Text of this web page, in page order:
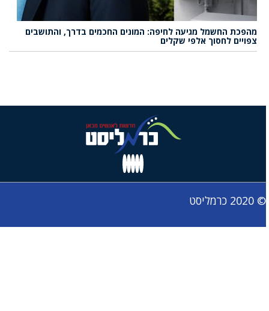
מהפכת החשמל מגיעה לחיפה: המונים החכמים בדרך, והתושבים
צפויים לחסוך אלפי שקלים
© 2020 כרמליסט